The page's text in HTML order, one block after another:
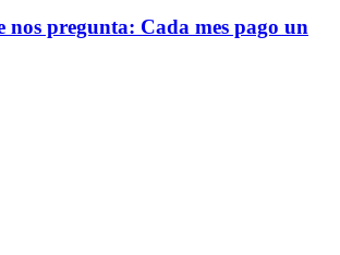
nos pregunta: Cada mes pago un